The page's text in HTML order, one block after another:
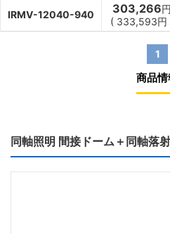
IRMV-12040-940 303,266円
( 333,593円
1
商品情
同軸照明 間接ドーム＋同軸落